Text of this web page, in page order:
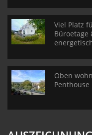
Viel Platz
Büroetage
Oben